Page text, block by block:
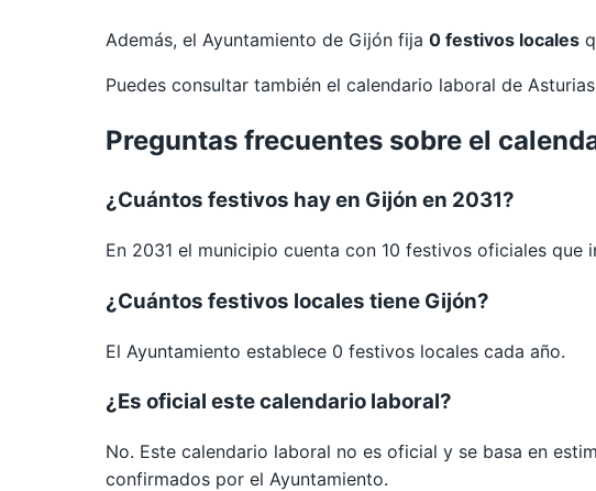
Además, el Ayuntamiento de Gijón fija 0 festivos locales
Puedes consultar también el calendario laboral de Asturias
Preguntas frecuentes sobre el
¿Cuántos festivos hay en Gijón en 2031?
En 2031 el municipio cuenta con 10 festivos oficiales que
¿Cuántos festivos locales tiene Gijón?
El Ayuntamiento establece 0 festivos locales cada año.
¿Es oficial este calendario laboral?
No. Este calendario laboral no es oficial y se basa en
confirmados por el Ayuntamiento.